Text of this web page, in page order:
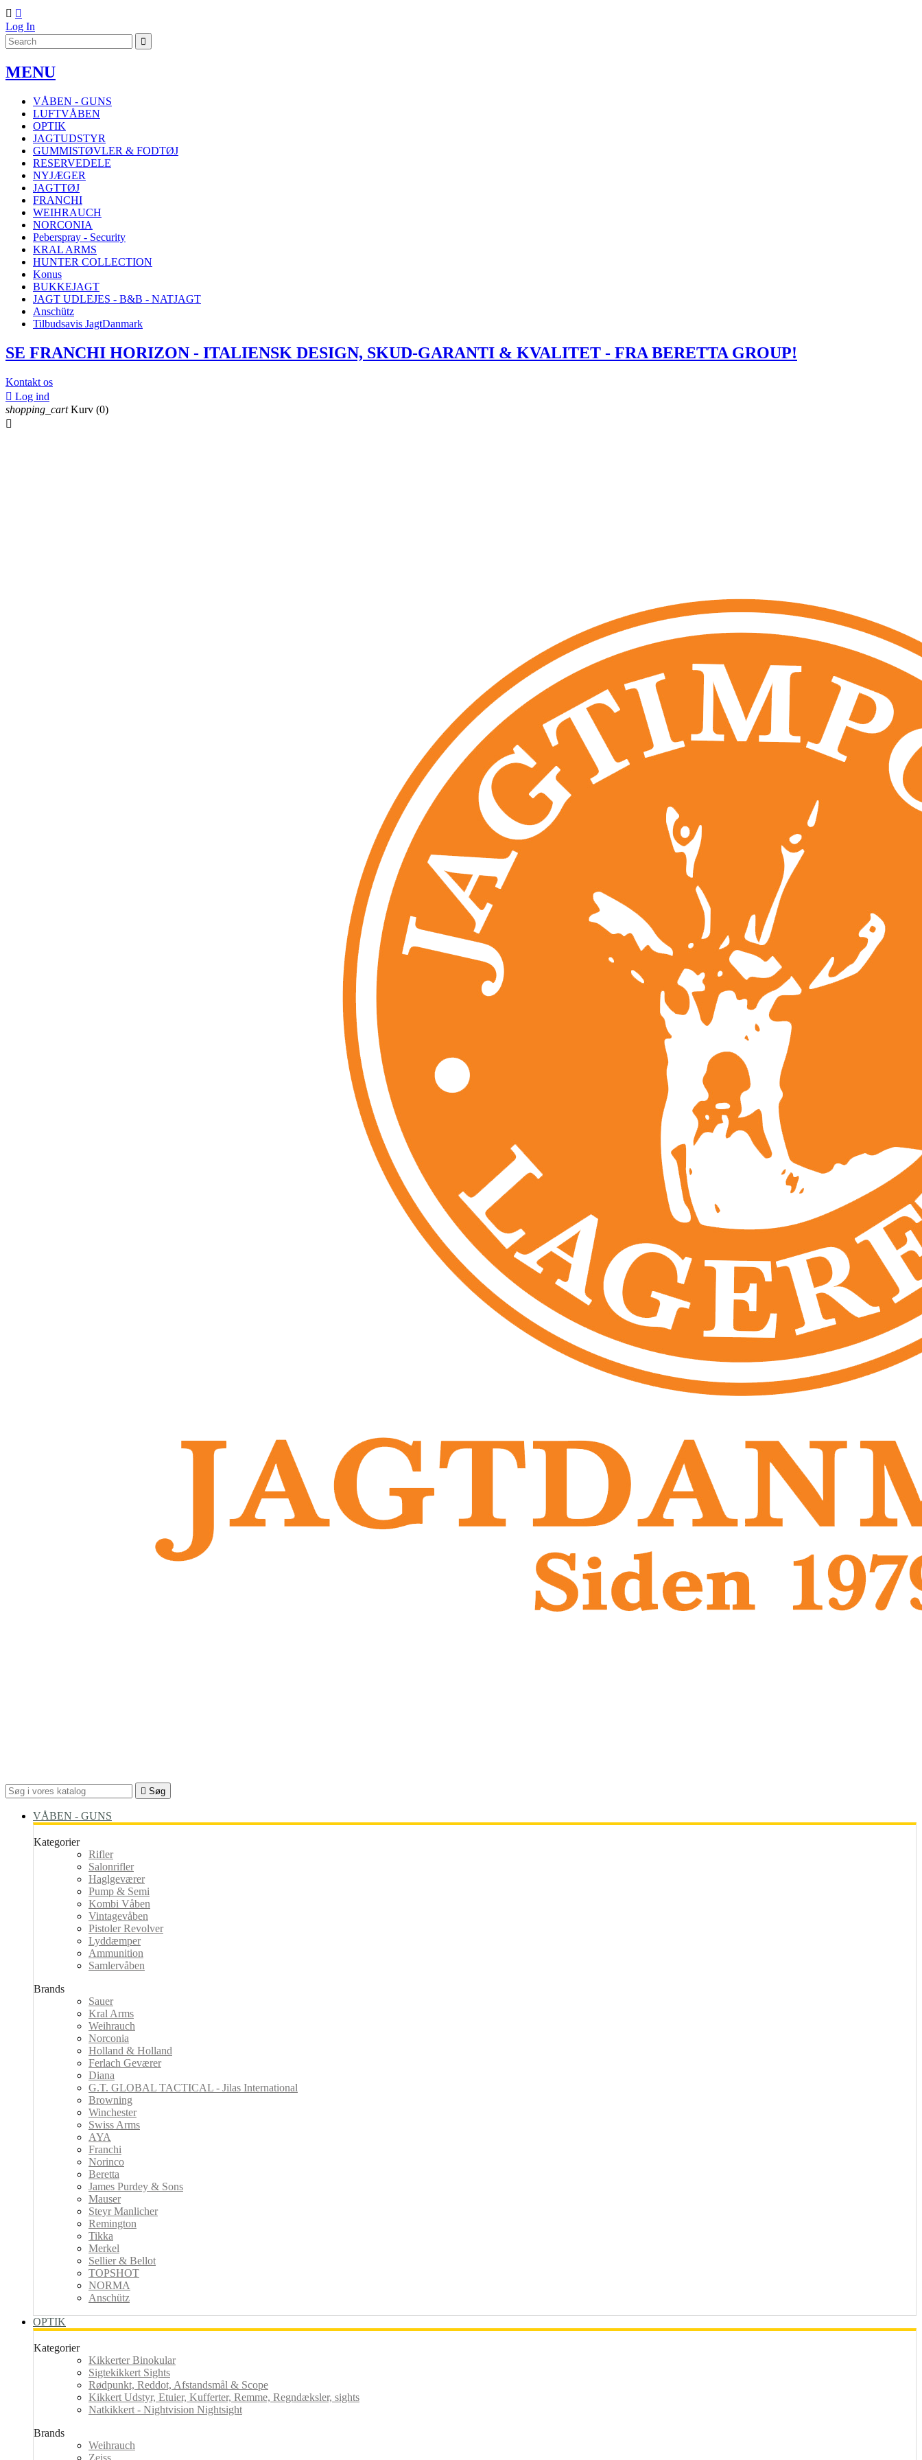
 
Log In
MENU
VÅBEN - GUNS
LUFTVÅBEN
OPTIK
JAGTUDSTYR
GUMMISTØVLER & FODTØJ
RESERVEDELE
NYJÆGER
JAGTTØJ
FRANCHI
WEIHRAUCH
NORCONIA
Peberspray - Security
KRAL ARMS
HUNTER COLLECTION
Konus
BUKKEJAGT
JAGT UDLEJES - B&B - NATJAGT
Anschütz
Tilbudsavis JagtDanmark
SE FRANCHI HORIZON - ITALIENSK DESIGN, SKUD-GARANTI & KVALITET - FRA BERETTA GROUP!
Kontakt os
 Log ind
shopping_cart Kurv (0)

 Søg
VÅBEN - GUNS
Kategorier
Rifler
Salonrifler
Haglgeværer
Pump & Semi
Kombi Våben
Vintagevåben
Pistoler Revolver
Lyddæmper
Ammunition
Samlervåben
Brands
Sauer
Kral Arms
Weihrauch
Norconia
Holland & Holland
Ferlach Geværer
Diana
G.T. GLOBAL TACTICAL - Jilas International
Browning
Winchester
Swiss Arms
AYA
Franchi
Norinco
Beretta
James Purdey & Sons
Mauser
Steyr Manlicher
Remington
Tikka
Merkel
Sellier & Bellot
TOPSHOT
NORMA
Anschütz
OPTIK
Kategorier
Kikkerter Binokular
Sigtekikkert Sights
Rødpunkt, Reddot, Afstandsmål & Scope
Kikkert Udstyr, Etuier, Kufferter, Remme, Regndæksler, sights
Natkikkert - Nightvision Nightsight
Brands
Weihrauch
Zeiss